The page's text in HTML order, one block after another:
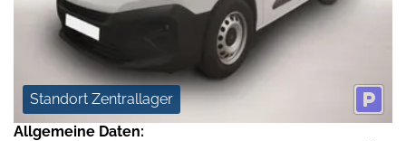
Standort Zentrallager
Allgemeine Daten: